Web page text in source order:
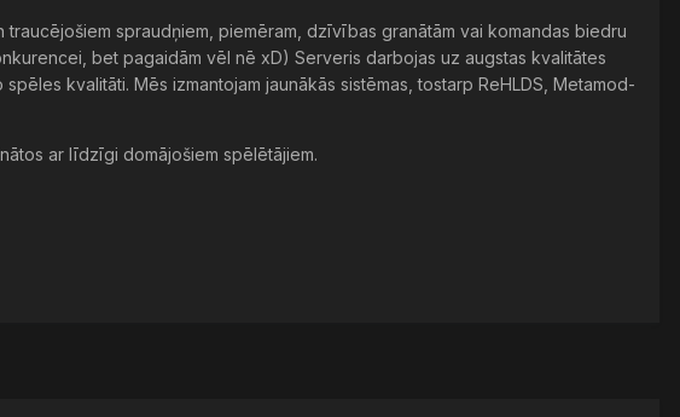
spraudņiem, piemēram, dzīvības granātām vai komandas biedru
bet pagaidām vēl nē xD) Serveris darbojas uz augstas kvalitātes
kvalitāti. Mēs izmantojam jaunākās sistēmas, tostarp ReHLDS, Metamod-
ar līdzīgi domājošiem spēlētājiem.